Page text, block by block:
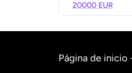
20000 EUR
Página de inicio